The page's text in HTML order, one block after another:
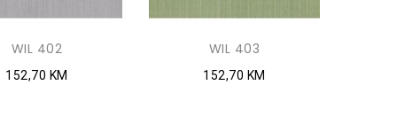
WIL 402
152,70 KM
WIL 403
152,70 KM